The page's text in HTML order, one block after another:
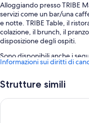
Alloggiando presso TRIBE
servizi come un bar/una
e notte. TRIBE Table, il
colazione, il brunch, il
disposizione degli ospiti.
Sono disponibili anche i
e check-out veloce
Aree riservate ai non
Informazioni sui diritti di
Strutture simili
ibis budget Manchester